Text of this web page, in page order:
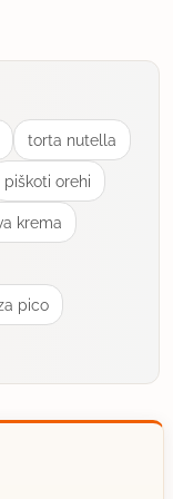
pletilko
za pretikanje).
torta nutella
piškoti orehi
krema
pico